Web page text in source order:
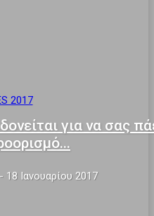
2017
για να σας
- 18 Ιανουαρίου 2017